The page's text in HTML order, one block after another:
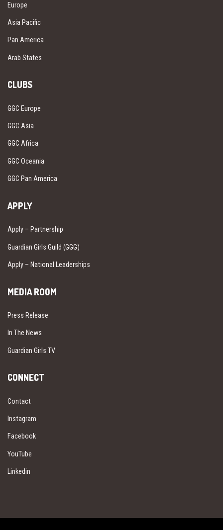
Europe
Asia Pacific
Pan America
Arab States
CLUBS
GGC Europe
GGC Asia
GGC Africa
GGC Oceania
GGC Pan America
APPLY
Apply – Partnership
Guardian Girls Guild (GGG)
Apply – National Leaderships
MEDIA ROOM
Press Release
In The News
Guardian Girls TV
CONNECT
Contact
Instagram
Facebook
YouTube
Linkedin